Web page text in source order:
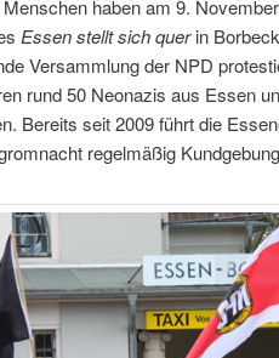
haben am 9.
Essen stellt sich querin
Versammlung der NPD
rund 50 Neonazis aus Essen
Bereits seit 2009 führt die
regelmäßig